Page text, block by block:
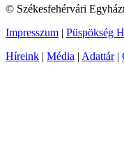
© Székesfehérvári
Impresszum | Püspökség
Híreink | Média | Adattár|